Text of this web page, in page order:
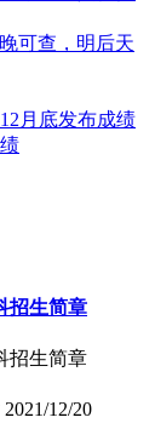
可查，明后天
月底发布成绩
招生简章
招生简章
2021/12/20